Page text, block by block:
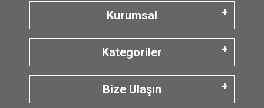
Kurumsal
Kategoriler
Bize Ulaşın